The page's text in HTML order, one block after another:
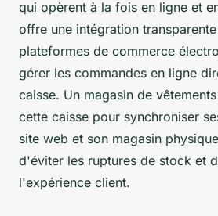
qui opèrent à la fois en ligne et
offre une intégration
plateformes de commerce
gérer les commandes en ligne
caisse. Un magasin de
cette caisse pour synchroniser
site web et son magasin
d'éviter les ruptures de stock et
l'expérience client.